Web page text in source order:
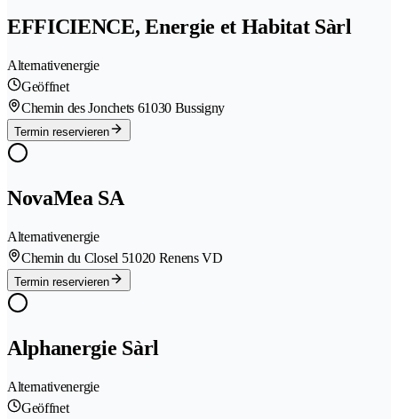
EFFICIENCE, Energie et Habitat Sàrl
Alternativenergie
Geöffnet
Chemin des Jonchets 61030 Bussigny
Termin reservieren
NovaMea SA
Alternativenergie
Chemin du Closel 51020 Renens VD
Termin reservieren
Alphanergie Sàrl
Alternativenergie
Geöffnet